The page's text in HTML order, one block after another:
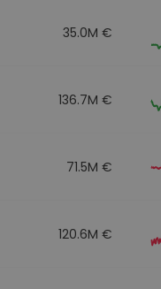
35.0M €
136.7M €
71.5M €
120.6M €